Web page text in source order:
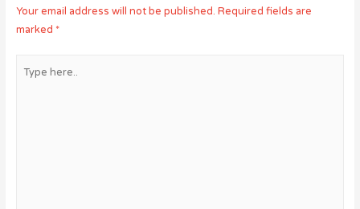
Your email address will not be published. Required fields are
marked *
here..